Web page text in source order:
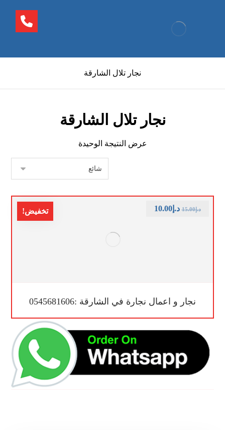
نجار تلال الشارقة
نجار تلال الشارقة
عرض النتيجة الوحيدة
تخفيض!
نجار و اعمال نجارة في الشارقة :0545681606
د.إ15.00 د.إ10.00